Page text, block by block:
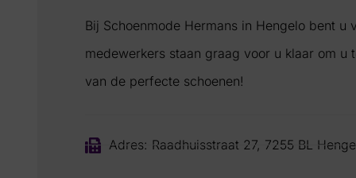
Bij Schoenmode Hermans in Hengelo bent u
medewerkers staan graag voor u klaar om u
van de perfecte schoenen!
Adres: Raadhuisstraat 27, 7255 BL